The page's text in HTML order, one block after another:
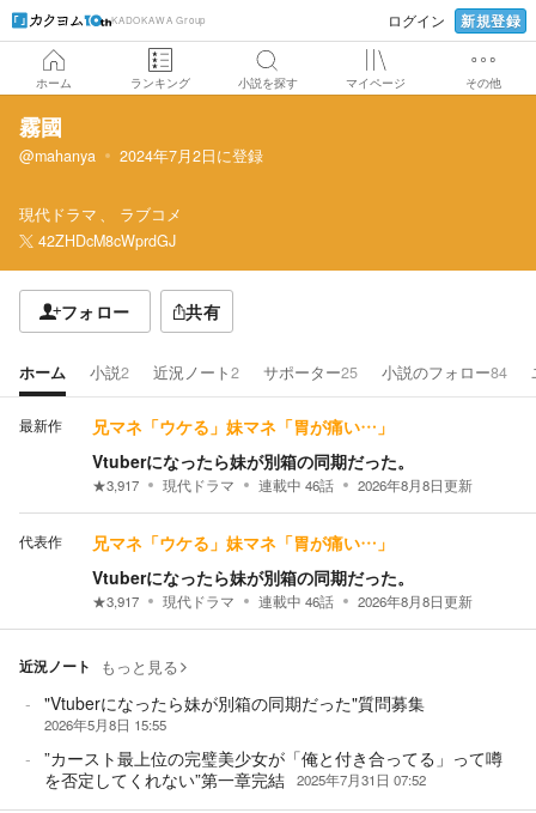
KADOKAWA Group ログイン 新規登録
ホーム ランキング 小説を探す マイページ その他
霧國
@mahanya 2024年7月2日に登録
現代ドラマ
ラブコメ
42ZHDcM8cWprdGJ
フォロー 共有
ホーム 小説2 近況ノート2 サポーター25 小説のフォロー84
最新作 兄マネ「ウケる」妹マネ「胃が痛い…」
Vtuberになったら妹が別箱の同期だった。
★3,917 現代ドラマ 連載中 46話 2026年8月8日更新
代表作 兄マネ「ウケる」妹マネ「胃が痛い…」
Vtuberになったら妹が別箱の同期だった。
★3,917 現代ドラマ 連載中 46話 2026年8月8日更新
近況ノート もっと見る
"Vtuberになったら妹が別箱の同期だった"質問募集
2026年5月8日 15:55
”カースト最上位の完璧美少女が「俺と付き合ってる」って噂
を否定してくれない”第一章完結
2025年7月31日 07:52